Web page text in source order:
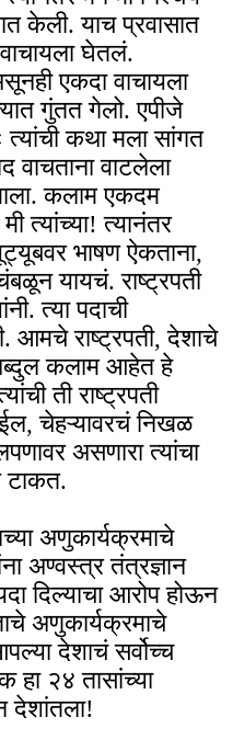
केली. याच प्रवासात
घेतलं.
एकदा वाचायला
गुंतत गेलो. एपीजे
कथा मला सांगत
वाटलेला
कलाम एकदम
त्यांच्या! त्यानंतर
भाषण ऐकताना,
यायचं. राष्ट्रपती
त्या पदाची
आमचे राष्ट्रपती, देशाचे
कलाम आहेत हे
ती राष्ट्रपती
चेहऱ्यावरचं निखळ
असणारा त्यांचा
टाकत.
अणुकार्यक्रमाचे
अण्वस्त्र तंत्रज्ञान
दिल्याचा आरोप होऊन
अणुकार्यक्रमाचे
देशाचं सर्वोच्च
२४ तासांच्या
देशांतला!